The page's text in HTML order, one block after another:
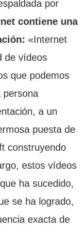
por
contiene una
«Internet
de vídeos
que podemos
persona
a un
puesta de
construyendo
estos vídeos
ha sucedido,
se ha logrado,
exacta de